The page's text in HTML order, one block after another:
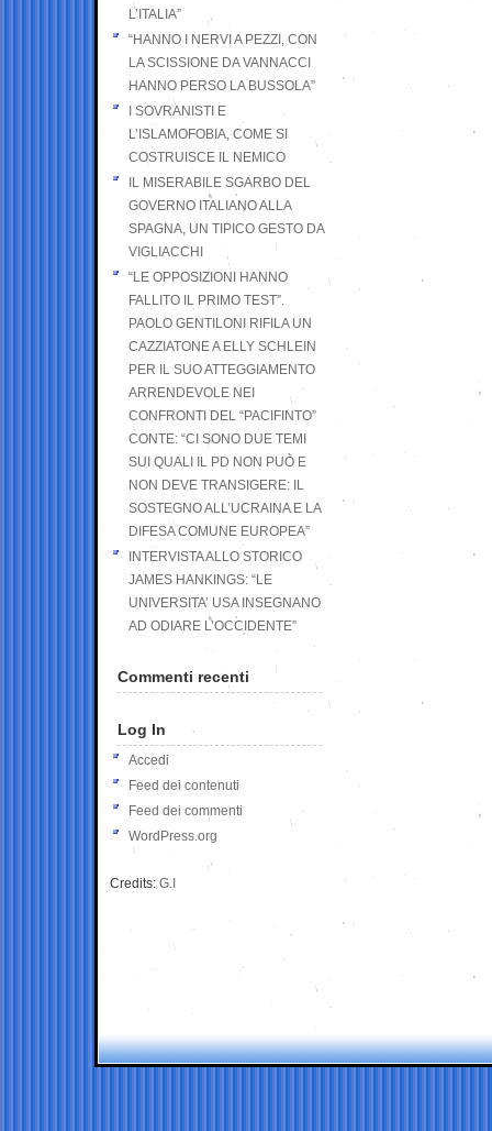
L’ITALIA”
“HANNO I NERVI A PEZZI, CON
LA SCISSIONE DA VANNACCI
HANNO PERSO LA BUSSOLA”
I SOVRANISTI E
L’ISLAMOFOBIA, COME SI
COSTRUISCE IL NEMICO
IL MISERABILE SGARBO DEL
GOVERNO ITALIANO ALLA
SPAGNA, UN TIPICO GESTO DA
VIGLIACCHI
“LE OPPOSIZIONI HANNO
FALLITO IL PRIMO TEST”.
PAOLO GENTILONI RIFILA UN
CAZZIATONE A ELLY SCHLEIN
PER IL SUO ATTEGGIAMENTO
ARRENDEVOLE NEI
CONFRONTI DEL “PACIFINTO”
CONTE: “CI SONO DUE TEMI
SUI QUALI IL PD NON PUÒ E
NON DEVE TRANSIGERE: IL
SOSTEGNO ALL’UCRAINA E LA
DIFESA COMUNE EUROPEA”
INTERVISTA ALLO STORICO
JAMES HANKINGS: “LE
UNIVERSITA’ USA INSEGNANO
AD ODIARE L’OCCIDENTE”
Commenti recenti
Log In
Accedi
Feed dei contenuti
Feed dei commenti
WordPress.org
Credits: G.I